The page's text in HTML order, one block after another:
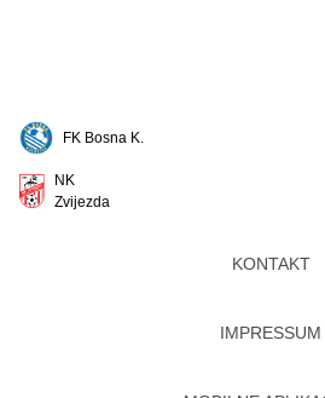
FK Bosna K.
NK
Zvijezda
KONTAKT
IMPRESSUM